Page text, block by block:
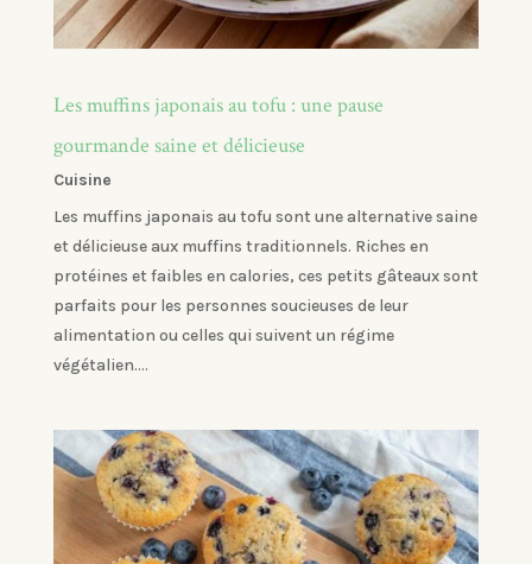
Les muffins japonais au tofu : une pause
gourmande saine et délicieuse
Cuisine
Les muffins japonais au tofu sont une alternative saine
et délicieuse aux muffins traditionnels. Riches en
protéines et faibles en calories, ces petits gâteaux sont
parfaits pour les personnes soucieuses de leur
alimentation ou celles qui suivent un régime
végétalien....